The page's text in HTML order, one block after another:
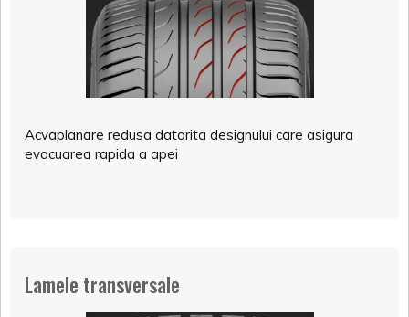
Acvaplanare redusa datorita designului care asigura
evacuarea rapida a apei
Lamele transversale